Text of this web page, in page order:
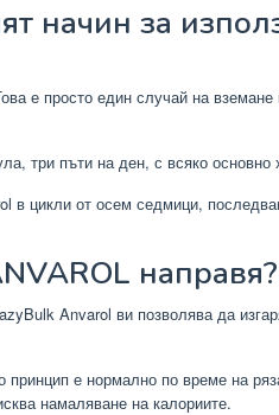
начин за
е просто един случай на вземане
три пъти на ден, с всяко основно
в цикли от осем седмици,
направя?
Anvarol ви позволява да
принцип е нормално по време на
намаляване на калориите.